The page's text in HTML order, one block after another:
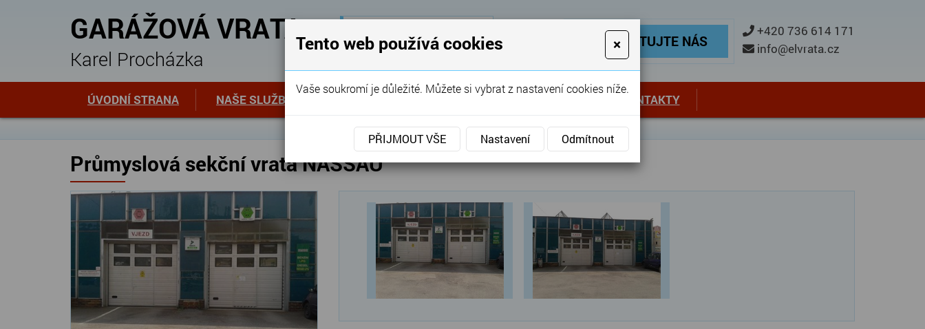
GARÁŽOVÁ VRATA
Karel Procházka Garážová vrata, brány, ploty ...
Kontaktujte nás
KONTAKTUJTE NÁS
+420 736 614 171
info@elvrata.cz
ÚVODNÍ STRANA NAŠE SLUŽBY SERVIS REFERENCE KONTAKTY
Průmyslová sekční vrata NASSAU
Tento web používá cookies ×
Vaše soukromí je důležité. Můžete si vybrat z nastavení cookies níže.
PŘIJMOUT VŠE Nastavení Odmítnout